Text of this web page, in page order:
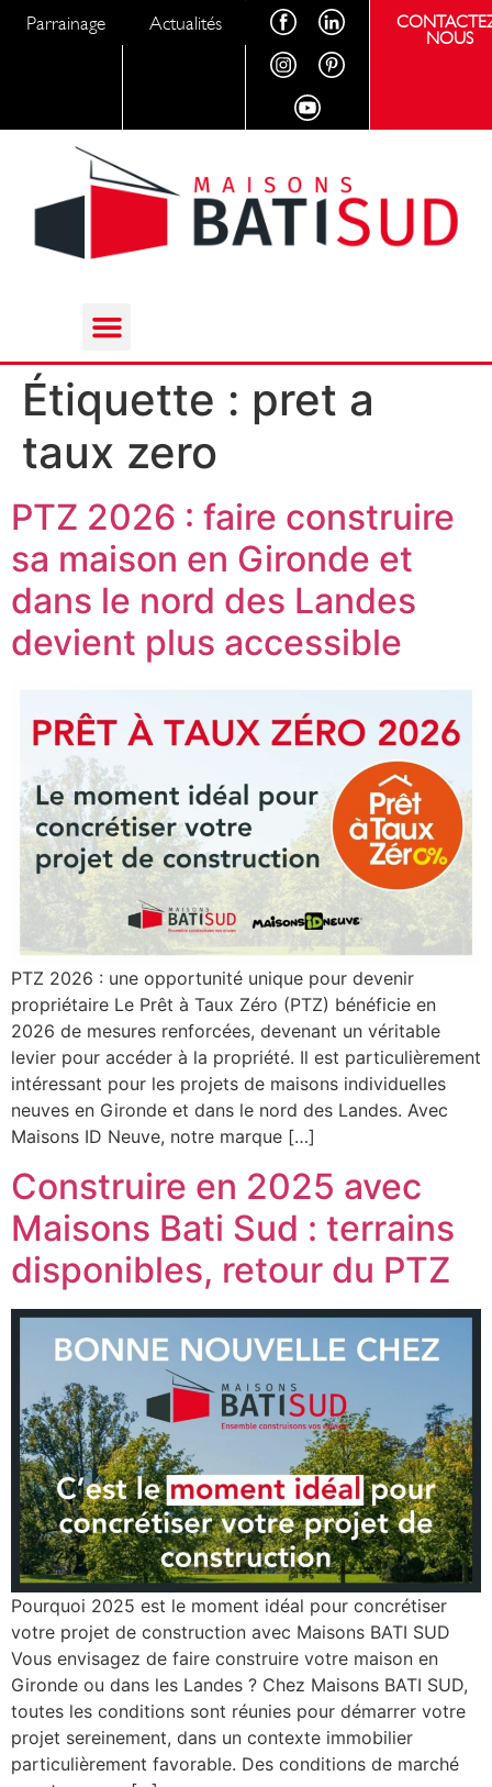
Parrainage Actualités
NOUS
Étiquette : pret a
taux zero
PTZ 2026 : faire construire
sa maison en Gironde et
dans le nord des Landes
devient plus accessible
PTZ 2026 : une opportunité unique pour devenir
propriétaire Le Prêt à Taux Zéro (PTZ) bénéficie en
2026 de mesures renforcées, devenant un véritable
levier pour accéder à la propriété. Il est particulièrement
intéressant pour les projets de maisons individuelles
neuves en Gironde et dans le nord des Landes. Avec
Maisons ID Neuve, notre marque […]
Construire en 2025 avec
Maisons Bati Sud : terrains
disponibles, retour du PTZ
Pourquoi 2025 est le moment idéal pour concrétiser
votre projet de construction avec Maisons BATI SUD
Vous envisagez de faire construire votre maison en
Gironde ou dans les Landes ? Chez Maisons BATI SUD,
toutes les conditions sont réunies pour démarrer votre
projet sereinement, dans un contexte immobilier
particulièrement favorable. Des conditions de marché